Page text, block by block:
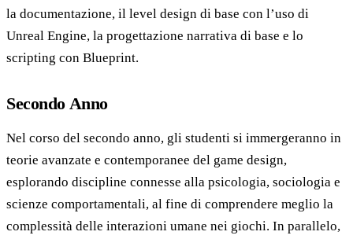
la documentazione, il level design di base con l’uso di
Unreal Engine, la progettazione narrativa di base e lo
scripting con Blueprint.
Secondo Anno
Nel corso del secondo anno, gli studenti si immergeranno in
teorie avanzate e contemporanee del game design,
esplorando discipline connesse alla psicologia, sociologia e
scienze comportamentali, al fine di comprendere meglio la
complessità delle interazioni umane nei giochi. In parallelo,